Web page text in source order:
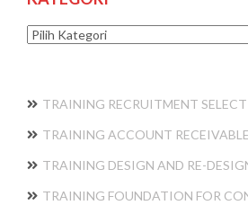
Kategori
TRAINING RECRUITMENT
TRAINING ACCOUNT
TRAINING DESIGN AND RE-
TRAINING FOUNDATION FOR